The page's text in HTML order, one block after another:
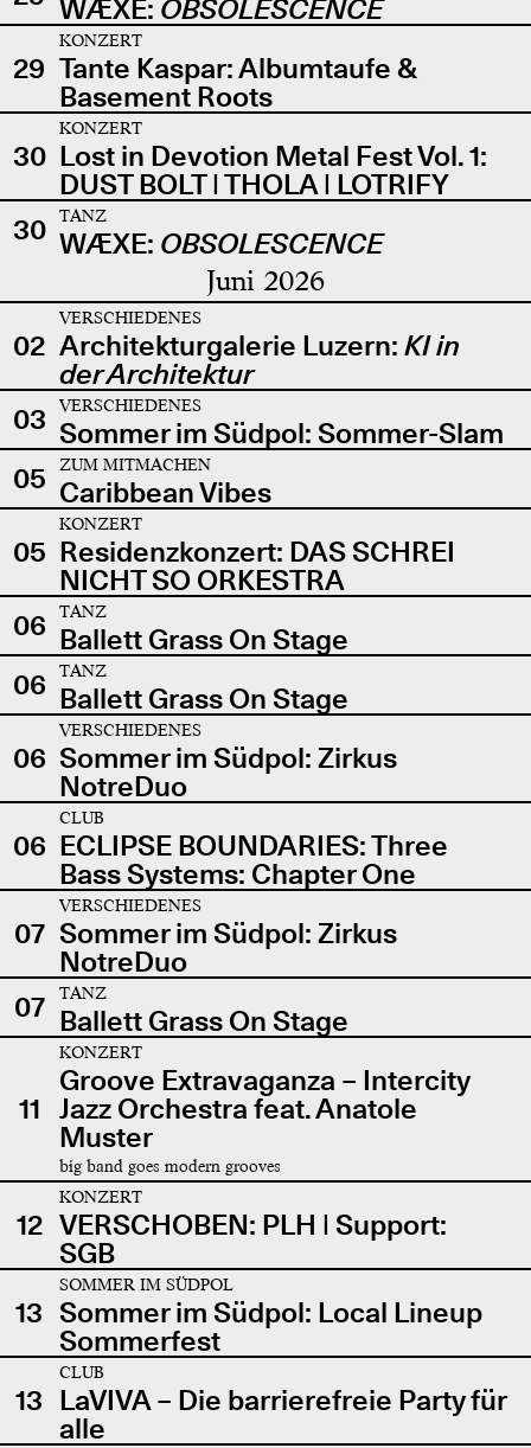
WÆXE: OBSOLESCENCE
29
KONZERT
Tante Kaspar: Albumtaufe &
Basement Roots
30
KONZERT
Lost in Devotion Metal Fest Vol. 1:
DUST BOLT | THOLA | LOTRIFY
30
TANZ
WÆXE: OBSOLESCENCE
Juni 2026
02
VERSCHIEDENES
Architekturgalerie Luzern: KI in
der Architektur
03
VERSCHIEDENES
Sommer im Südpol: Sommer-Slam
05
ZUM MITMACHEN
Caribbean Vibes
05
KONZERT
Residenzkonzert: DAS SCHREI
NICHT SO ORKESTRA
06
TANZ
Ballett Grass On Stage
06
TANZ
Ballett Grass On Stage
06
VERSCHIEDENES
Sommer im Südpol: Zirkus
NotreDuo
06
CLUB
ECLIPSE BOUNDARIES: Three
Bass Systems: Chapter One
07
VERSCHIEDENES
Sommer im Südpol: Zirkus
NotreDuo
07
TANZ
Ballett Grass On Stage
11
KONZERT
Groove Extravaganza – Intercity
Jazz Orchestra feat. Anatole
Muster
big band goes modern grooves
12
KONZERT
VERSCHOBEN: PLH | Support:
SGB
13
SOMMER IM SÜDPOL
Sommer im Südpol: Local Lineup
Sommerfest
13
CLUB
LaVIVA – Die barrierefreie Party für
alle